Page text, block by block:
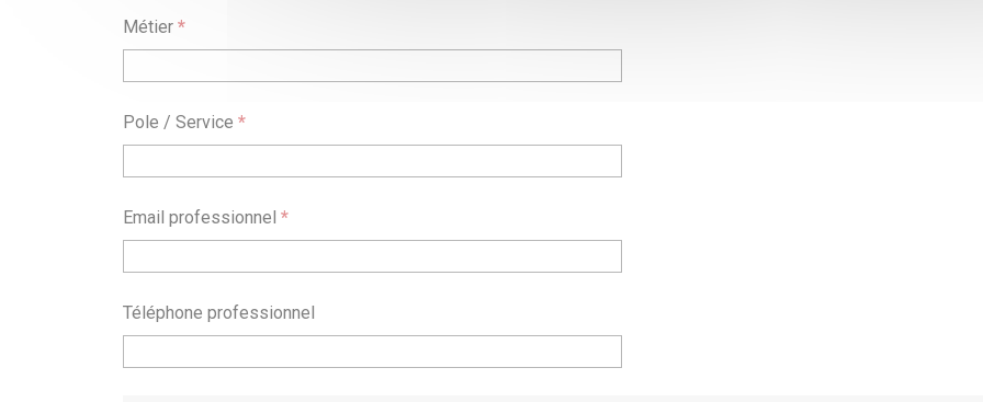
Métier *
Pole / Service *
Email professionnel *
Téléphone professionnel